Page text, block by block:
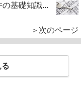
の基礎知識...
＞次のページ